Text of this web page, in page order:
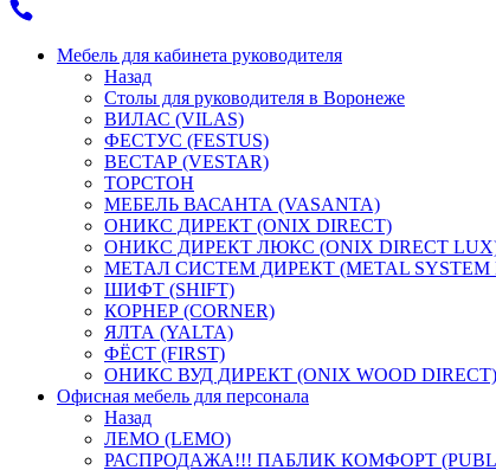
Мебель для кабинета руководителя
Назад
Столы для руководителя в Воронеже
ВИЛАС (VILAS)
ФЕСТУС (FESTUS)
ВЕСТАР (VESTAR)
ТОРСТОН
МЕБЕЛЬ ВАСАНТА (VASANTA)
ОНИКС ДИРЕКТ (ONIX DIRECT)
ОНИКС ДИРЕКТ ЛЮКС (ONIX DIRECT
МЕТАЛ СИСТЕМ ДИРЕКТ (METAL SYSTEM
ШИФТ (SHIFT)
КОРНЕР (CORNER)
ЯЛТА (YALTA)
ФЁСТ (FIRST)
ОНИКС ВУД ДИРЕКТ (ONIX WOOD DIRECT)
Офисная мебель для персонала
Назад
ЛЕМО (LEMO)
РАСПРОДАЖА!!! ПАБЛИК КОМФОРТ